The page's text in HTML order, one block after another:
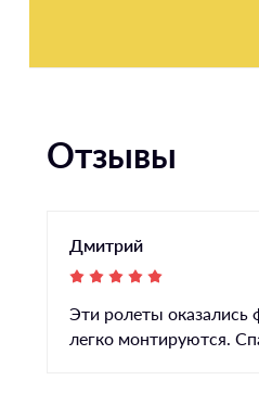
Отзывы
Дмитрий
Эти ролеты
легко монтируются.